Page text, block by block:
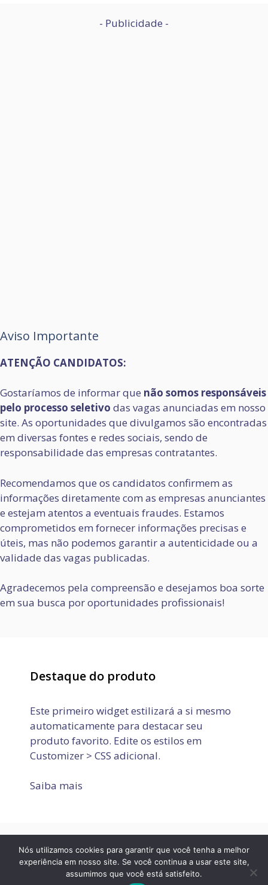
- Publicidade -
Aviso Importante
ATENÇÃO CANDIDATOS:
Gostaríamos de informar que não somos responsáveis
pelo processo seletivo das vagas anunciadas em nosso
site. As oportunidades que divulgamos são encontradas
em diversas fontes e redes sociais, sendo de
responsabilidade das empresas contratantes.
Recomendamos que os candidatos confirmem as
informações diretamente com as empresas anunciantes
e estejam atentos a eventuais fraudes. Estamos
comprometidos em fornecer informações precisas e
úteis, mas não podemos garantir a autenticidade ou a
validade das vagas publicadas.
Agradecemos pela compreensão e desejamos boa sorte
em sua busca por oportunidades profissionais!
Destaque do produto
Este primeiro widget estilizará a si mesmo
automaticamente para destacar seu
produto favorito. Edite os estilos em
Customizer > CSS adicional.
Saiba mais
Política de Privacidade Termos de Uso
Fale conosco
© 2026 JOVEM APRENDIZ E ESTÁGIO• Built with
Nós utilizamos cookies para garantir que você tenha a melhor
experiência em nosso site. Se você continua a usar este site,
assumimos que você está satisfeito.